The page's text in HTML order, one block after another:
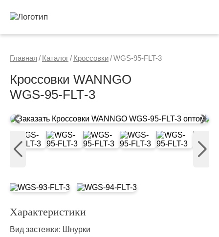
Главная / Каталог/ Кроссовки/WGS-95-FLT-3
Кроссовки WANNGO
WGS‑95‑FLT‑3
Характеристики
Вид застежки: Шнурки